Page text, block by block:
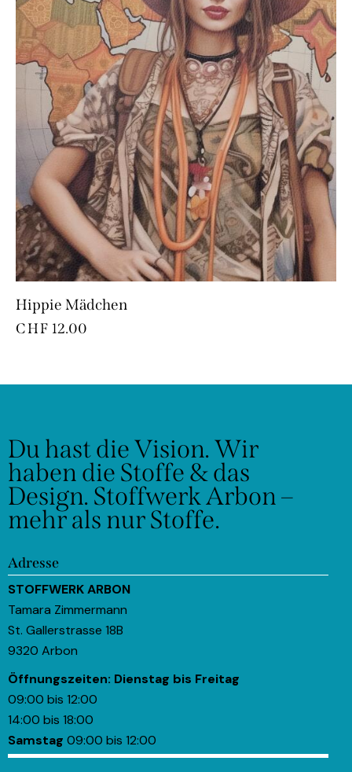
Hippie Mädchen
CHF 12.00
Du hast die Vision.Wir
haben die Stoffe & das
Design. Stoffwerk Arbon –
mehr als nur Stoffe.
Adresse
STOFFWERK ARBON
Tamara Zimmermann
St. Gallerstrasse 18B
9320 Arbon
Öffnungszeiten: Dienstag bis Freitag
09:00 bis 12:00
14:00 bis 18:00
Samstag 09:00 bis 12:00